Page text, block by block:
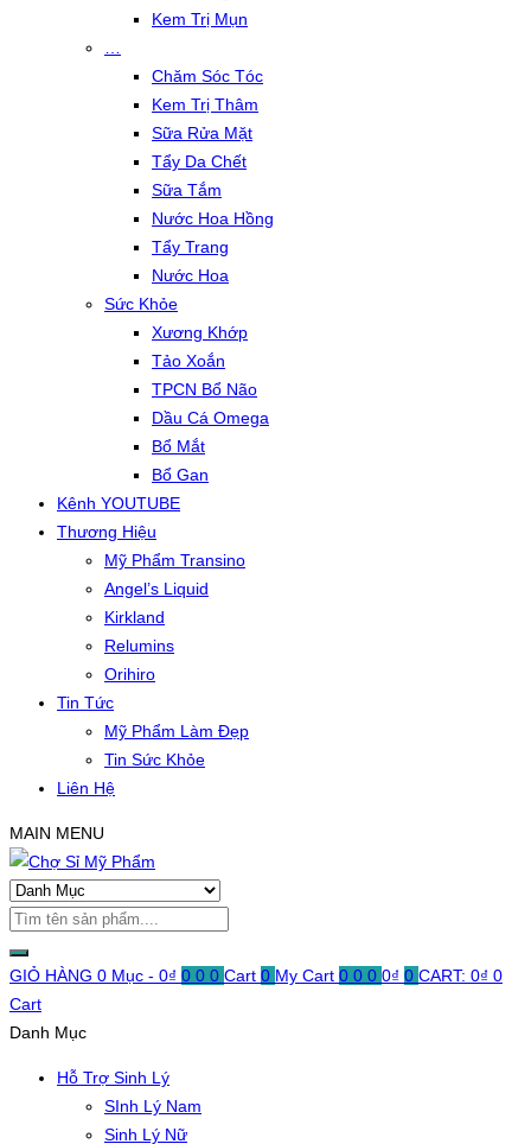
Kem Trị Mụn
Chăm Sóc Tóc
Kem Trị Thâm
Sữa Rửa Mặt
Tẩy Da Chết
Sữa Tắm
Nước Hoa Hồng
Tẩy Trang
Nước Hoa
Sức Khỏe
Xương Khớp
Tảo Xoắn
TPCN Bổ Não
Dầu Cá Omega
Bổ Mắt
Bổ Gan
Kênh YOUTUBE
Thương Hiệu
Mỹ Phẩm Transino
Angel’s Liquid
Kirkland
Relumins
Orihiro
Tin Tức
Mỹ Phẩm Làm Đẹp
Tin Sức Khỏe
Liên Hệ
MAIN MENU
GIỎ HÀNG 0 Mục - 0₫ 0 0 0 Cart 0 My Cart 0 0 0 0₫ 0 CART: 0₫ 0
Cart
Danh Mục
Hỗ Trợ Sinh Lý
SInh Lý Nam
Sinh Lý Nữ